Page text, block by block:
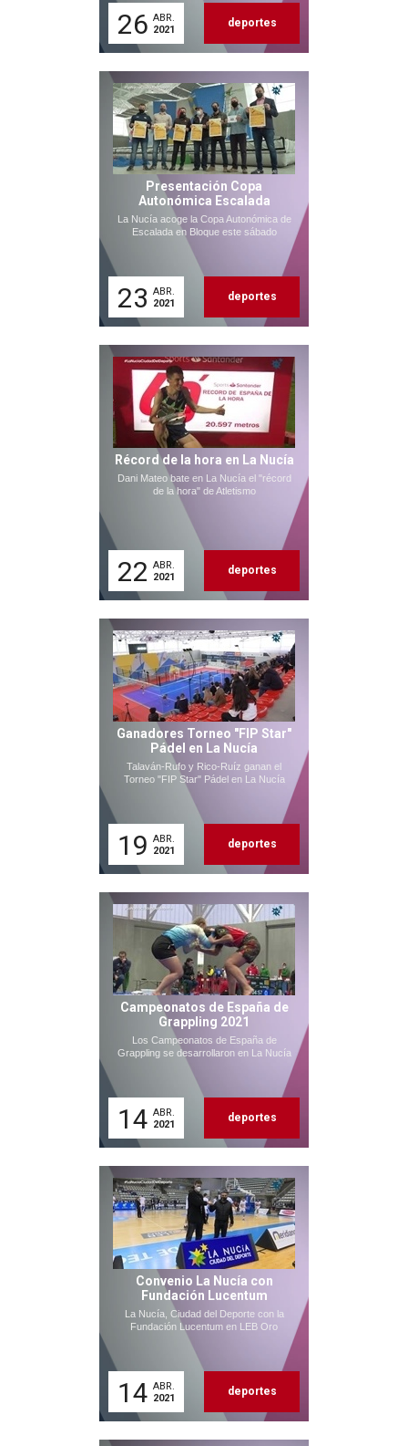
26 ABR.
2021
deportes
Presentación Copa
Autonómica Escalada
La Nucía acoge la Copa Autonómica de
Escalada en Bloque este sábado
23 ABR.
2021
deportes
Récord de la hora en La Nucía
Dani Mateo bate en La Nucía el "récord
de la hora" de Atletismo
22 ABR.
2021
deportes
Ganadores Torneo "FIP Star"
Pádel en La Nucía
Talaván-Rufo y Rico-Ruíz ganan el
Torneo "FIP Star" Pádel en La Nucía
19 ABR.
2021
deportes
Campeonatos de España de
Grappling 2021
Los Campeonatos de España de
Grappling se desarrollaron en La Nucía
14 ABR.
2021
deportes
Convenio La Nucía con
Fundación Lucentum
La Nucía, Ciudad del Deporte con la
Fundación Lucentum en LEB Oro
14 ABR.
2021
deportes